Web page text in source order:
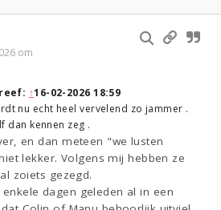
om
↑16-02-2026 18:59
nu echt heel vervelend zo jammer .
dan kennen zeg .
en dan meteen "we lusten
lekker. Volgens mij hebben ze
zoiets gezegd.
dagen geleden al in een